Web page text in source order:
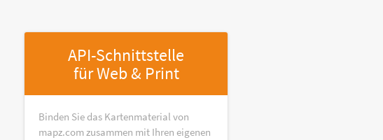
API-Schnittstelle
für Web & Print
Binden Sie das Kartenmaterial von
mapz.com zusammen mit Ihren eigenen